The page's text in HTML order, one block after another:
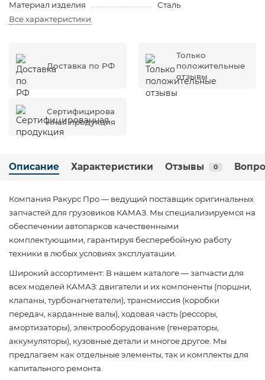
Материал изделия
Сталь
Все характеристики
Доставка по РФ
Только
положительные
отзывы
Сертифицирова
нная продукция
Описание Характеристики Отзывы 0
Компания Ракурс Про — ведущий поставщик оригинальных
запчастей для грузовиков КАМАЗ. Мы специализируемся на
обеспечении автопарков качественными
комплектующими, гарантируя бесперебойную работу
техники в любых условиях эксплуатации.
Широкий ассортимент: В нашем каталоге — запчасти для
всех моделей КАМАЗ: двигатели и их компоненты (поршни,
клапаны, турбонагнетатели), трансмиссия (коробки
передач, карданные валы), ходовая часть (рессоры,
амортизаторы), электрооборудование (генераторы,
аккумуляторы), кузовные детали и многое другое. Мы
предлагаем как отдельные элементы, так и комплекты для
капитального ремонта.